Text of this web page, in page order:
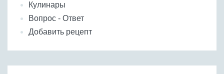
Кулинары
Вопрос - Ответ
Добавить рецепт